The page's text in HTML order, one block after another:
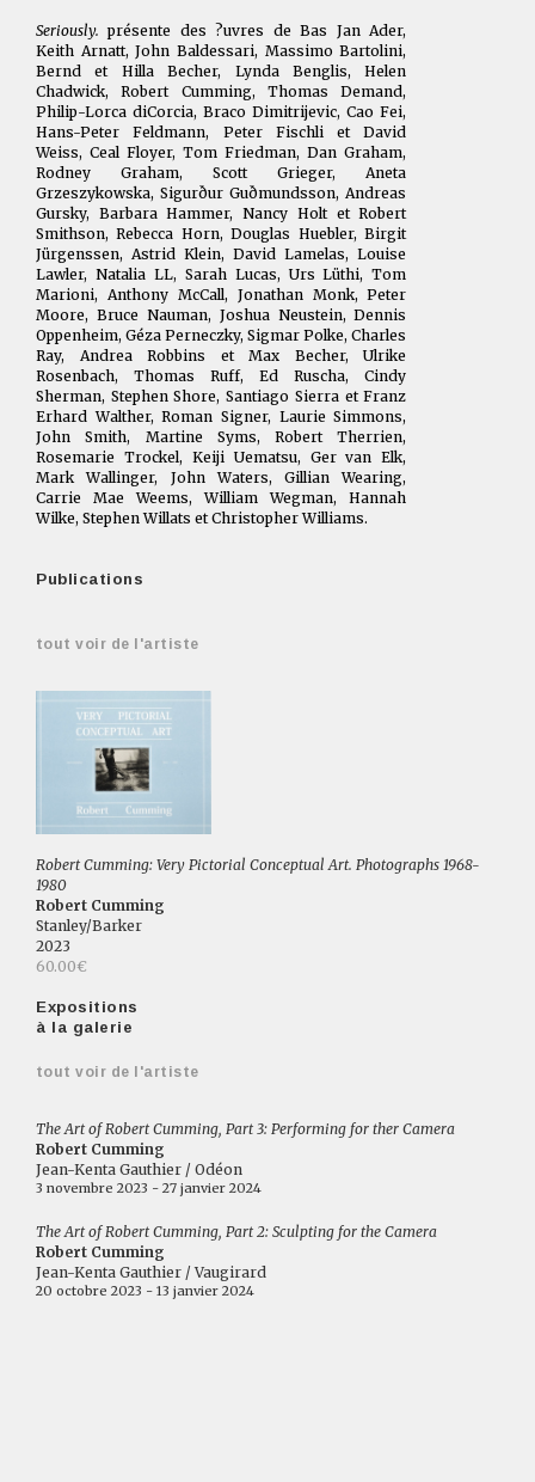
Seriously. présente des ?uvres de Bas Jan Ader,
Keith Arnatt, John Baldessari, Massimo Bartolini,
Bernd et Hilla Becher, Lynda Benglis, Helen
Chadwick, Robert Cumming, Thomas Demand,
Philip-Lorca diCorcia, Braco Dimitrijevic, Cao Fei,
Hans-Peter Feldmann, Peter Fischli et David
Weiss, Ceal Floyer, Tom Friedman, Dan Graham,
Rodney Graham, Scott Grieger, Aneta
Grzeszykowska, Sigurður Guðmundsson, Andreas
Gursky, Barbara Hammer, Nancy Holt et Robert
Smithson, Rebecca Horn, Douglas Huebler, Birgit
Jürgenssen, Astrid Klein, David Lamelas, Louise
Lawler, Natalia LL, Sarah Lucas, Urs Lüthi, Tom
Marioni, Anthony McCall, Jonathan Monk, Peter
Moore, Bruce Nauman, Joshua Neustein, Dennis
Oppenheim, Géza Perneczky, Sigmar Polke, Charles
Ray, Andrea Robbins et Max Becher, Ulrike
Rosenbach, Thomas Ruff, Ed Ruscha, Cindy
Sherman, Stephen Shore, Santiago Sierra et Franz
Erhard Walther, Roman Signer, Laurie Simmons,
John Smith, Martine Syms, Robert Therrien,
Rosemarie Trockel, Keiji Uematsu, Ger van Elk,
Mark Wallinger, John Waters, Gillian Wearing,
Carrie Mae Weems, William Wegman, Hannah
Wilke, Stephen Willats et Christopher Williams.
Publications
tout voir de l'artiste
Robert Cumming: Very Pictorial Conceptual Art. Photographs 1968-
1980
Robert Cumming
Stanley/Barker
2023
60.00€
Expositions
à la galerie
tout voir de l'artiste
The Art of Robert Cumming, Part 3: Performing for ther Camera
Robert Cumming
Jean-Kenta Gauthier / Odéon
3 novembre 2023 - 27 janvier 2024
The Art of Robert Cumming, Part 2: Sculpting for the Camera
Robert Cumming
Jean-Kenta Gauthier / Vaugirard
20 octobre 2023 - 13 janvier 2024